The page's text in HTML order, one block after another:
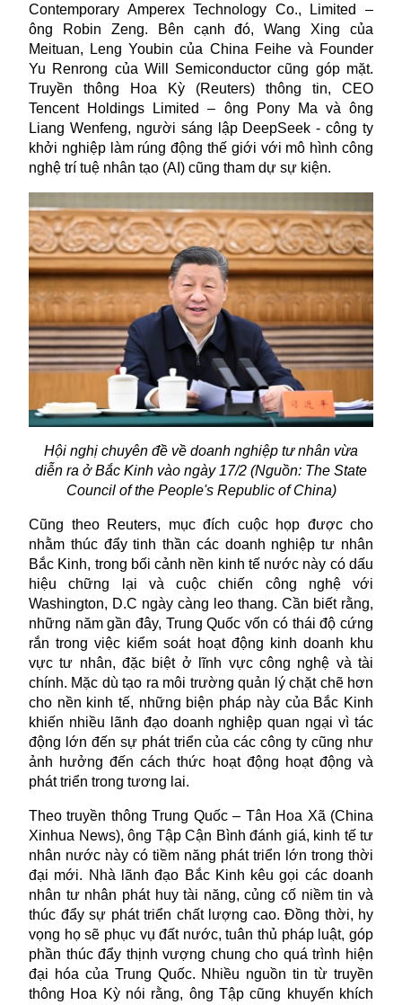
Contemporary Amperex Technology Co., Limited –
ông Robin Zeng. Bên cạnh đó, Wang Xing của
Meituan, Leng Youbin của China Feihe và Founder
Yu Renrong của Will Semiconductor cũng góp mặt.
Truyền thông Hoa Kỳ (Reuters) thông tin, CEO
Tencent Holdings Limited – ông Pony Ma và ông
Liang Wenfeng, người sáng lập DeepSeek - công ty
khởi nghiệp làm rúng động thế giới với mô hình công
nghệ trí tuệ nhân tạo (AI) cũng tham dự sự kiện.
Hội nghị chuyên đề về doanh nghiệp tư nhân vừa
diễn ra ở Bắc Kinh vào ngày 17/2 (Nguồn: The State
Council of the People's Republic of China)
Cũng theo Reuters, mục đích cuộc họp được cho
nhằm thúc đẩy tinh thần các doanh nghiệp tư nhân
Bắc Kinh, trong bối cảnh nền kinh tế nước này có dấu
hiệu chững lại và cuộc chiến công nghệ với
Washington, D.C ngày càng leo thang. Cần biết rằng,
những năm gần đây, Trung Quốc vốn có thái độ cứng
rắn trong việc kiểm soát hoạt động kinh doanh khu
vực tư nhân, đặc biệt ở lĩnh vực công nghệ và tài
chính. Mặc dù tạo ra môi trường quản lý chặt chẽ hơn
cho nền kinh tế, những biện pháp này của Bắc Kinh
khiến nhiều lãnh đạo doanh nghiệp quan ngại vì tác
động lớn đến sự phát triển của các công ty cũng như
ảnh hưởng đến cách thức hoạt động hoạt động và
phát triển trong tương lai.
Theo truyền thông Trung Quốc – Tân Hoa Xã (China
Xinhua News), ông Tập Cận Bình đánh giá, kinh tế tư
nhân nước này có tiềm năng phát triển lớn trong thời
đại mới. Nhà lãnh đạo Bắc Kinh kêu gọi các doanh
nhân tư nhân phát huy tài năng, củng cố niềm tin và
thúc đẩy sự phát triển chất lượng cao. Đồng thời, hy
vọng họ sẽ phục vụ đất nước, tuân thủ pháp luật, góp
phần thúc đẩy thịnh vượng chung cho quá trình hiện
đại hóa của Trung Quốc. Nhiều nguồn tin từ truyền
thông Hoa Kỳ nói rằng, ông Tập cũng khuyến khích